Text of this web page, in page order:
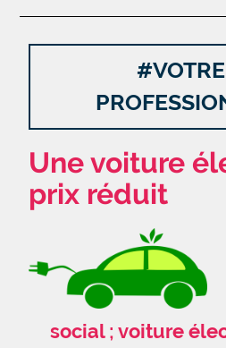
Une voiture
prix réduit
social ; voiture